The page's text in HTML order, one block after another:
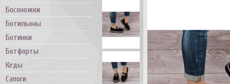
Босоножки
Ботильоны
Ботинки
Ботфорты
Кеды
Сапоги